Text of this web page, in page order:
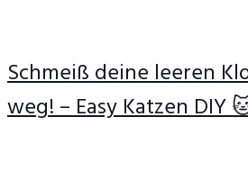
Schmeiß deine leeren
weg! – Easy Katzen DIY